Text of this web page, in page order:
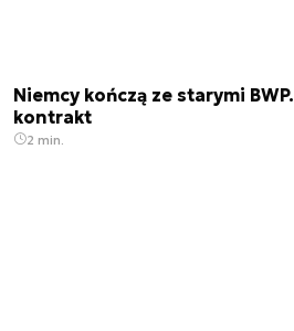
Niemcy kończą ze starymi
kontrakt
2 min.